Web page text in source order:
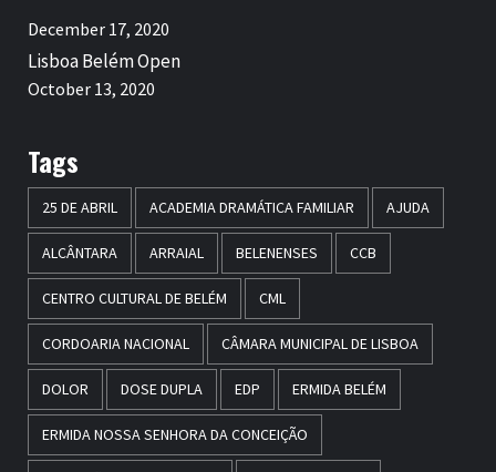
December 17, 2020
Lisboa Belém Open
October 13, 2020
Tags
25 DE ABRIL ACADEMIA DRAMÁTICA FAMILIAR AJUDA
ALCÂNTARA ARRAIAL BELENENSES CCB
CENTRO CULTURAL DE BELÉM CML
CORDOARIA NACIONAL CÂMARA MUNICIPAL DE LISBOA
DOLOR DOSE DUPLA EDP ERMIDA BELÉM
ERMIDA NOSSA SENHORA DA CONCEIÇÃO